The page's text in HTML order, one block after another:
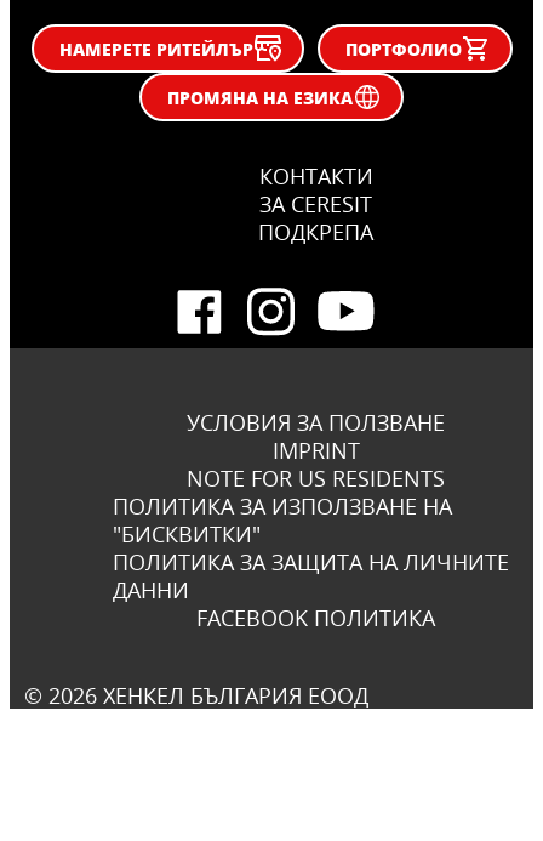
НАМЕРЕТЕ РИТЕЙЛЪР
ПОРТФОЛИО
ПРОМЯНА НА ЕЗИКА
КОНТАКТИ
ЗА CERESIT
ПОДКРЕПА
УСЛОВИЯ ЗА ПОЛЗВАНЕ
IMPRINT
NOTE FOR US RESIDENTS
ПОЛИТИКА ЗА ИЗПОЛЗВАНЕ НА
"БИСКВИТКИ"
ПОЛИТИКА ЗА ЗАЩИТА НА ЛИЧНИТЕ
ДАННИ
FACEBOOK ПОЛИТИКА
© 2026 ХЕНКЕЛ БЪЛГАРИЯ ЕООД